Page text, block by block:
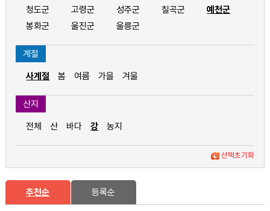
청도군
고령군 성주군 칠곡군
예천군
봉화군
울진군 울릉군
계절
사계절 봄 여름 가을 겨울
산지
전체 산 바다 강 농지
선택초기화
추천순 등록순